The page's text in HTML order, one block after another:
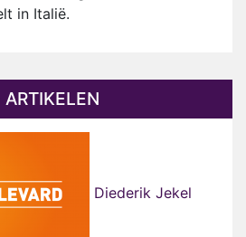
in Italië.
ARTIKELEN
Diederik Jekel